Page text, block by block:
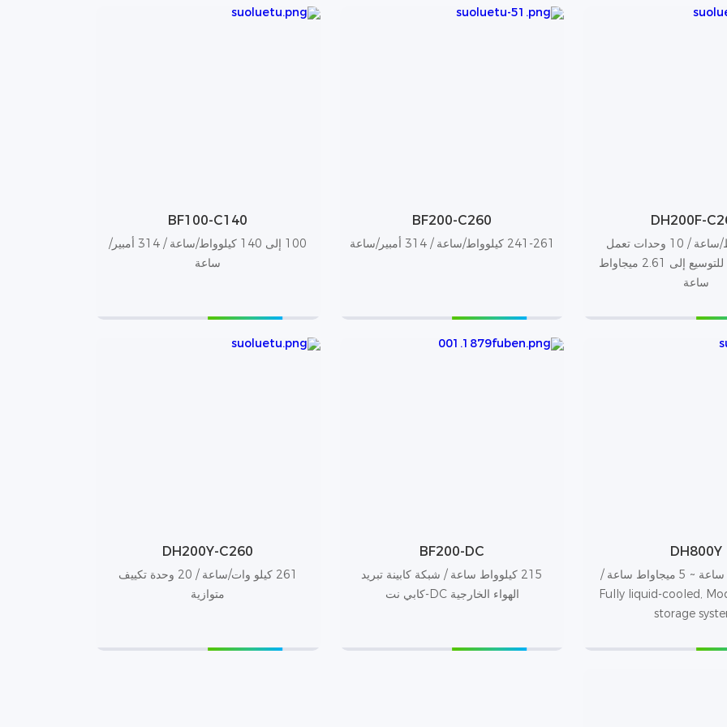
DH200F-
261 كيلوواط/ساعة / 10 وحدات تعمل
بالتوازي، قابلة للتوسيع إلى 2.61 ميجاواط
ساعة
BF200-C260
241-261 كيلوواط/ساعة / 314 أمبير/ساعة
BF100-C140
100 إلى 140 كيلوواط/ساعة / 314 أمبير/
ساعة
DH800Y
836 كيلوواط ساعة ~ 5 ميجاواط ساعة /
Fully liquid-cooled,
storage
BF200-DC
215 كيلوواط ساعة / شبكة كابينة تبريد
الهواء الخارجية DC-كابي نت
DH200Y-C260
261 كيلو وات/ساعة / 20 وحدة تكييف
متوازية